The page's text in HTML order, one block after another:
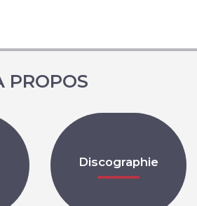
PROPOS
Discographie